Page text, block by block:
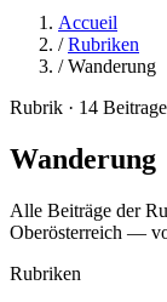
Accueil
/ Rubriken
/ Wanderung
Rubrik · 14 Beitrage
Wanderung
Alle Beiträge der
Oberösterreich —
Rubriken